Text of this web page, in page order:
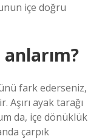
içe doğru
anlarım?
fark ederseniz,
Aşırı ayak tarağı
da, içe dönüklük
çarpık